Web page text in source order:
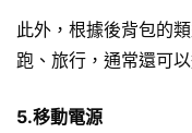
此外，根據後背包的
跑、旅行，通常還可
5.移動電源